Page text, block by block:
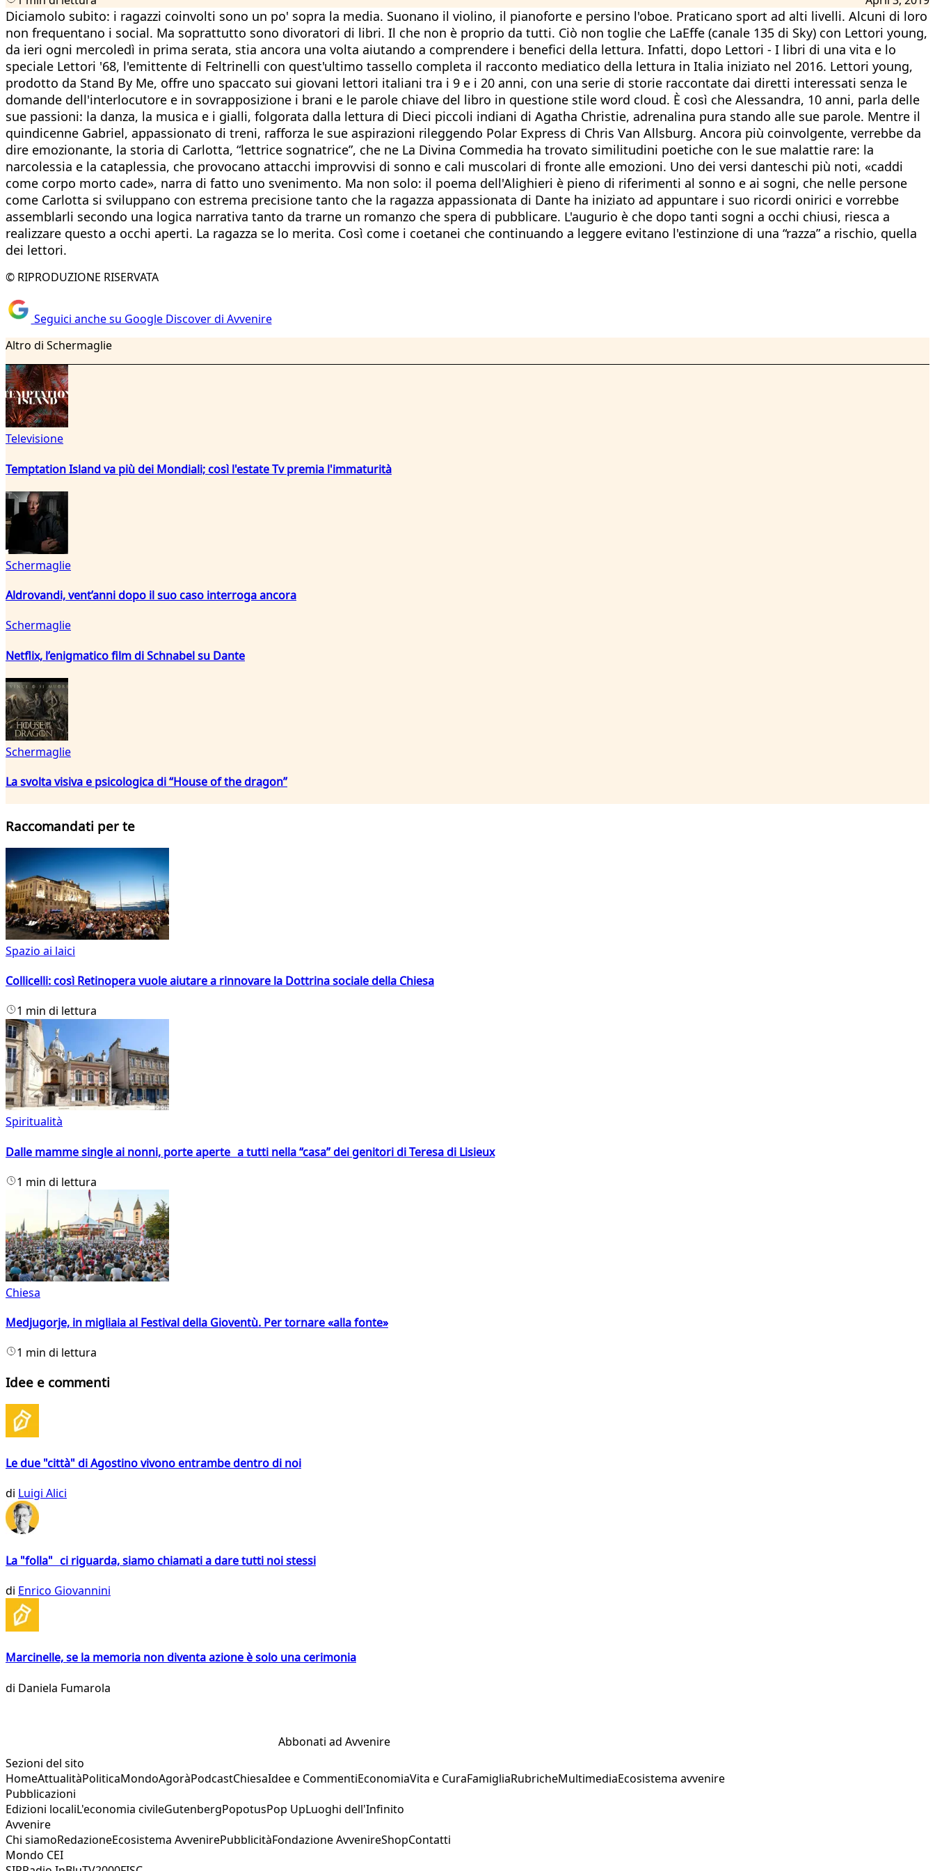
Diciamolo subito: i ragazzi coinvolti sono un po' sopra la media. Suonano il violino, il pianoforte e persino l'oboe. Praticano sport ad alti livelli. Alcuni di loro
non frequentano i social. Ma soprattutto sono divoratori di libri. Il che non è proprio da tutti. Ciò non toglie che LaEffe (canale 135 di Sky) con Lettori young,
da ieri ogni mercoledì in prima serata, stia ancora una volta aiutando a comprendere i benefici della lettura. Infatti, dopo Lettori - I libri di una vita e lo
speciale Lettori '68, l'emittente di Feltrinelli con quest'ultimo tassello completa il racconto mediatico della lettura in Italia iniziato nel 2016. Lettori young,
prodotto da Stand By Me, offre uno spaccato sui giovani lettori italiani tra i 9 e i 20 anni, con una serie di storie raccontate dai diretti interessati senza le
domande dell'interlocutore e in sovrapposizione i brani e le parole chiave del libro in questione stile word cloud. È così che Alessandra, 10 anni, parla delle
sue passioni: la danza, la musica e i gialli, folgorata dalla lettura di Dieci piccoli indiani di Agatha Christie, adrenalina pura stando alle sue parole. Mentre il
quindicenne Gabriel, appassionato di treni, rafforza le sue aspirazioni rileggendo Polar Express di Chris Van Allsburg. Ancora più coinvolgente, verrebbe da
dire emozionante, la storia di Carlotta, “lettrice sognatrice”, che ne La Divina Commedia ha trovato similitudini poetiche con le sue malattie rare: la
narcolessia e la cataplessia, che provocano attacchi improvvisi di sonno e cali muscolari di fronte alle emozioni. Uno dei versi danteschi più noti, «caddi
come corpo morto cade», narra di fatto uno svenimento. Ma non solo: il poema dell'Alighieri è pieno di riferimenti al sonno e ai sogni, che nelle persone
come Carlotta si sviluppano con estrema precisione tanto che la ragazza appassionata di Dante ha iniziato ad appuntare i suo ricordi onirici e vorrebbe
assemblarli secondo una logica narrativa tanto da trarne un romanzo che spera di pubblicare. L'augurio è che dopo tanti sogni a occhi chiusi, riesca a
realizzare questo a occhi aperti. La ragazza se lo merita. Così come i coetanei che continuando a leggere evitano l'estinzione di una “razza” a rischio, quella
dei lettori.
© RIPRODUZIONE RISERVATA
Seguici anche su Google Discover di Avvenire
Altro di Schermaglie
Televisione
Temptation Island va più dei Mondiali; così l'estate Tv premia l'immaturità
Schermaglie
Aldrovandi, vent’anni dopo il suo caso interroga ancora
Schermaglie
Netflix, l’enigmatico film di Schnabel su Dante
Schermaglie
La svolta visiva e psicologica di “House of the dragon”
Raccomandati per te
Spazio ai laici
Collicelli: così Retinopera vuole aiutare a rinnovare la Dottrina sociale della Chiesa
1 min di lettura
Spiritualità
Dalle mamme single ai nonni, porte aperte a tutti nella “casa” dei genitori di Teresa di Lisieux
1 min di lettura
Chiesa
Medjugorje, in migliaia al Festival della Gioventù. Per tornare «alla fonte»
1 min di lettura
Idee e commenti
Le due "città" di Agostino vivono entrambe dentro di noi
di Luigi Alici
La "folla" ci riguarda, siamo chiamati a dare tutti noi stessi
di Enrico Giovannini
Marcinelle, se la memoria non diventa azione è solo una cerimonia
di Daniela Fumarola
Abbonati ad Avvenire
Sezioni del sito
HomeAttualitàPoliticaMondoAgoràPodcastChiesaIdee e CommentiEconomiaVita e CuraFamigliaRubricheMultimediaEcosistema avvenire
Pubblicazioni
Edizioni localiL'economia civileGutenbergPopotusPop UpLuoghi dell'Infinito
Avvenire
Chi siamoRedazioneEcosistema AvvenirePubblicitàFondazione AvvenireShopContatti
Mondo CEI